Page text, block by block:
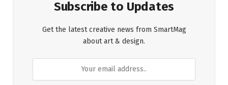
Subscribe to Updates
Get the latest creative news from SmartMag
about art & design.